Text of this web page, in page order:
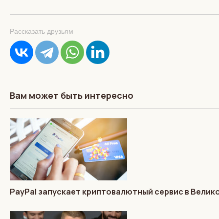
Рассказать друзьям
Вам может быть интересно
PayPal запускает криптовалютный сервис в